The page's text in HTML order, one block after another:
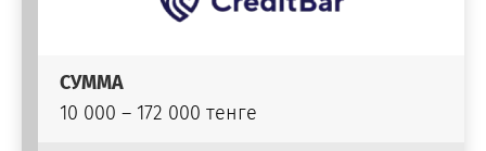
СУММА
10 000 – 172 000 тенге